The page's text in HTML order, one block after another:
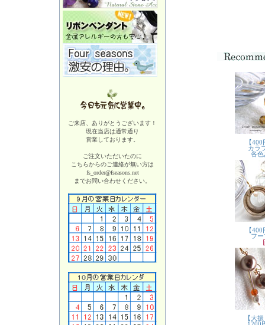
ご来店、ありがとうございます！
現在当店は通常通り
営業しております。
ご注文いただいたのに
こちらからのご連絡が無い方は
fs_order@fseasons.net
までお問い合わせください。